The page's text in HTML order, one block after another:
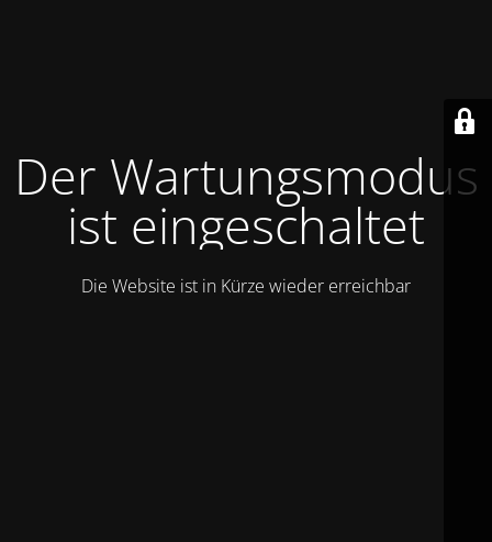
Der Wartungsmodus
ist eingeschaltet
Die Website ist in Kürze wieder erreichbar